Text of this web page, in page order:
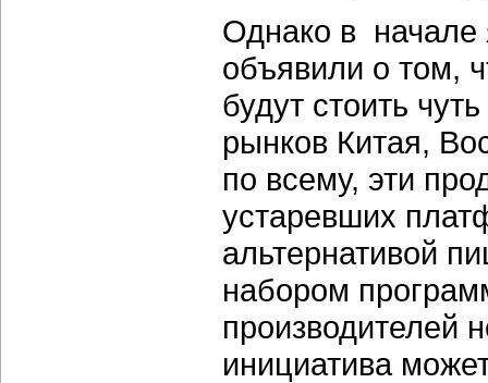
Однако в начале
объявили о том,
будут стоить
рынков Китая,
по всему, эти
устаревших
альтернативой
набором
производителей
инициатива